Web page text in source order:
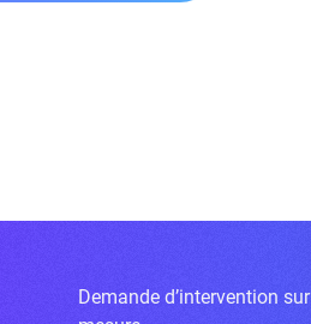
Demande d’intervention sur